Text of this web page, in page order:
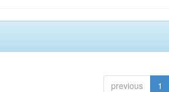
previous 1